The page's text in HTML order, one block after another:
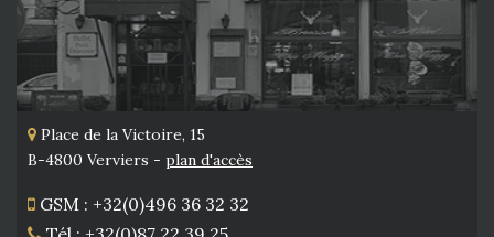
Place de la Victoire, 15
B-4800 Verviers - plan d'accès
GSM : +32(0)496 36 32 32